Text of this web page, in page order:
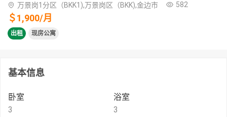
万景岗1分区（BKK1),万景岗区（BKK),金边市 582
＄1,900/月
出租 现房公寓
基本信息
卧室
3
浴室
3